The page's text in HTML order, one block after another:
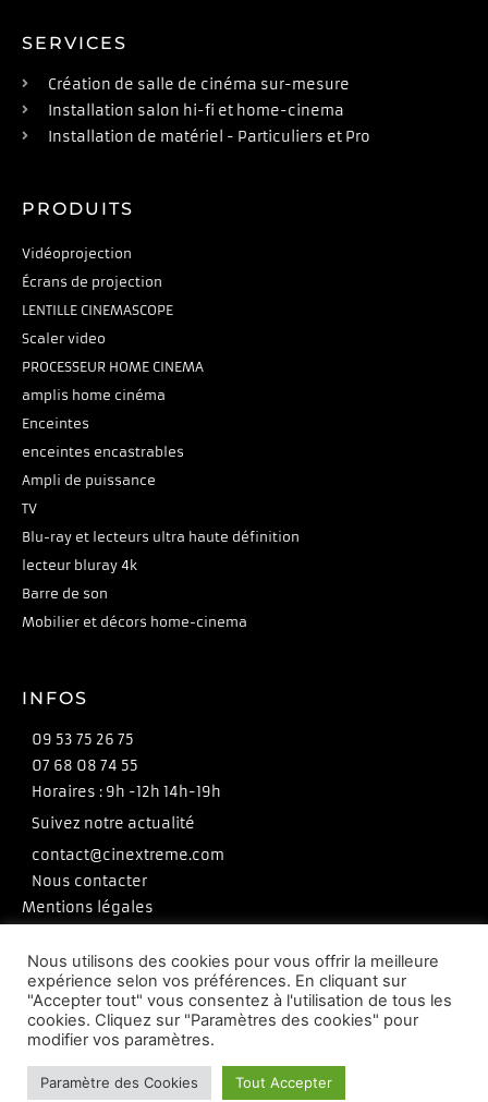
SERVICES
Création de salle de cinéma sur-mesure
Installation salon hi-fi et home-cinema
Installation de matériel - Particuliers et Pro
PRODUITS
Vidéoprojection
Écrans de projection
LENTILLE CINEMASCOPE
Scaler video
PROCESSEUR HOME CINEMA
amplis home cinéma
Enceintes
enceintes encastrables
Ampli de puissance
TV
Blu-ray et lecteurs ultra haute définition
lecteur bluray 4k
Barre de son
Mobilier et décors home-cinema
INFOS
09 53 75 26 75
07 68 08 74 55
Horaires : 9h -12h 14h-19h
Suivez notre actualité
contact@cinextreme.com
Nous contacter
Mentions légales
Politique de confidentialité
© Tous droits réservés, Cinéxtreme 2021
Développement Agence web Abyxo
Nous utilisons des cookies pour vous offrir la meilleure
expérience selon vos préférences. En cliquant sur
"Accepter tout" vous consentez à l'utilisation de tous les
cookies. Cliquez sur "Paramètres des cookies" pour
modifier vos paramètres.
Paramètre des Cookies Tout Accepter